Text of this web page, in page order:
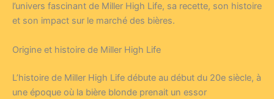
l’univers fascinant de Miller High Life, sa recette, son histoire
et son impact sur le marché des bières.
Origine et histoire de Miller High Life
L’histoire de Miller High Life débute au début du 20e siècle, à
une époque où la bière blonde prenait un essor